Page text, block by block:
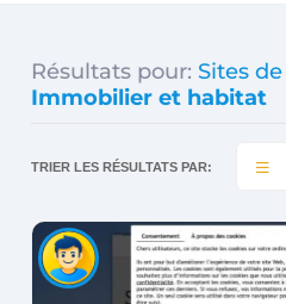
Résultats pour: Sites
Immobilier et habitat
TRIER LES RÉSULTATS PAR: